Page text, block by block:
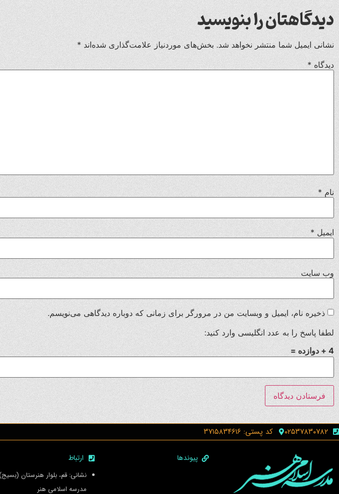
دیدگاهتان را بنویسید
نشانی ایمیل شما منتشر نخواهد شد. بخش‌های موردنیاز علامت‌گذاری شده‌اند *
دیدگاه *
نام *
ایمیل*
وب‌ سایت
ذخیره نام، ایمیل و وبسایت من در مرورگر برای زمانی که دوباره دیدگاهی می‌نویسم.
لطفا پاسخ را به عدد انگلیسی وارد کنید:
4 + دوازده =
۰۲۵۳۷۸۳۰۷۸۲ کد پستی: ۳۷۱۵۸۳۴۶۱۶
پیوندها ارتباط
مدرسه اسلامی هنر